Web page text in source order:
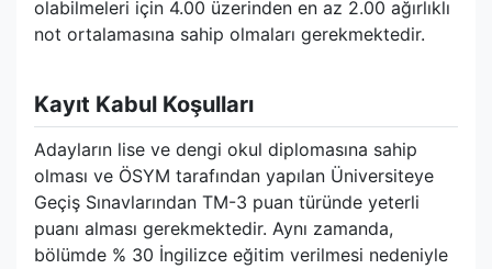
olabilmeleri için 4.00 üzerinden en az 2.00 ağırlıklı
not ortalamasına sahip olmaları gerekmektedir.
Kayıt Kabul Koşulları
Adayların lise ve dengi okul diplomasına sahip
olması ve ÖSYM tarafından yapılan Üniversiteye
Geçiş Sınavlarından TM-3 puan türünde yeterli
puanı alması gerekmektedir. Aynı zamanda,
bölümde % 30 İngilizce eğitim verilmesi nedeniyle